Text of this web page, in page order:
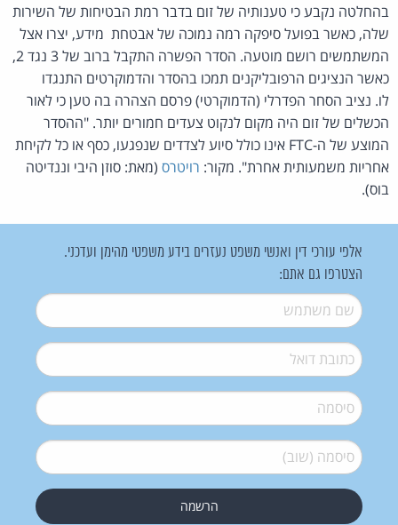
בהחלטה נקבע כי טענותיה של זום בדבר רמת הבטיחות של השירות
שלה, כאשר בפועל סיפקה רמה נמוכה של אבטחת מידע, יצרו אצל
המשתמשים רושם מוטעה. הסדר הפשרה התקבל ברוב של 3 נגד 2,
כאשר הנציגים הרפובליקנים תמכו בהסדר והדמוקרטים התנגדו
לו. נציב הסחר הפדרלי (הדמוקרטי) פרסם הצהרה בה טען כי לאור
הכשלים של זום היה מקום לנקוט צעדים חמורים יותר. "ההסדר
המוצע של ה-FTC אינו כולל סיוע לצדדים שנפגעו, כסף או כל לקיחת
אחריות משמעותית אחרת". מקור: רויטרס (מאת: סוזן היבי וננדיטה
בוס).
אלפי עורכי דין ואנשי משפט נעזרים בידע משפטי מהימן ועדכני.
הצטרפו גם אתם:
שם משתמש*
דואל*
סיסמה*
סיסמה (שוב)*